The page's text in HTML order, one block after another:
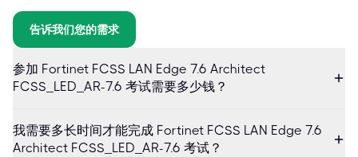
告诉我们您的需求
参加 Fortinet FCSS LAN Edge 7.6 Architect
FCSS_LED_AR-7.6 考试需要多少钱？
我需要多长时间才能完成 Fortinet FCSS LAN Edge 7.6
Architect FCSS_LED_AR-7.6 考试？